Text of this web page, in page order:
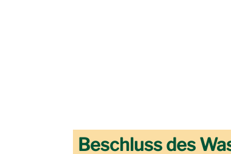
Beschluss des